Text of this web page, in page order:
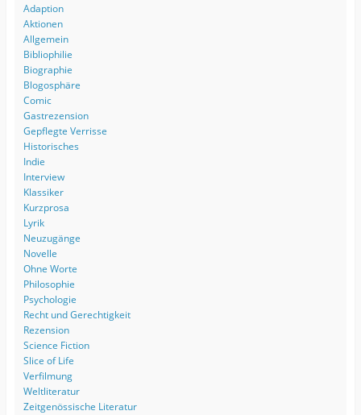
Adaption
Aktionen
Allgemein
Bibliophilie
Biographie
Blogosphäre
Comic
Gastrezension
Gepflegte Verrisse
Historisches
Indie
Interview
Klassiker
Kurzprosa
Lyrik
Neuzugänge
Novelle
Ohne Worte
Philosophie
Psychologie
Recht und Gerechtigkeit
Rezension
Science Fiction
Slice of Life
Verfilmung
Weltliteratur
Zeitgenössische Literatur